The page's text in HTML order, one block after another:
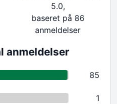
5.0,
baseret på 86
anmeldelser
anmeldelser
85
1